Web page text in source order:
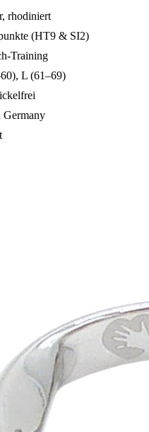
rhodiniert
(HT9 & SI2)
Training
L (61–69)
Germany